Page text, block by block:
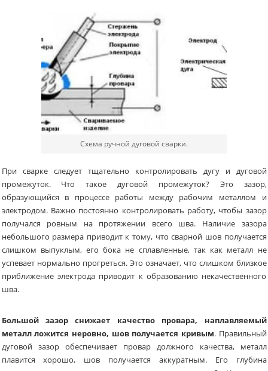
Схема ручной дуговой сварки.
При сварке следует тщательно контролировать дугу и дуговой
промежуток. Что такое дуговой промежуток? Это зазор,
образующийся в процессе работы между рабочим металлом и
электродом. Важно постоянно контролировать работу, чтобы зазор
получался ровным на протяжении всего шва. Наличие зазора
небольшого размера приводит к тому, что сварной шов получается
слишком выпуклым, его бока не сплавленные, так как металл не
успевает нормально прогреться. Это означает, что слишком близкое
приближение электрода приводит к образованию некачественного
шва.
Большой зазор снижает качество провара, наплавляемый
металл ложится неровно, шов получается кривым. Правильный
дуговой зазор обеспечивает провар должного качества, металл
плавится хорошо, шов получается аккуратным. Его глубина